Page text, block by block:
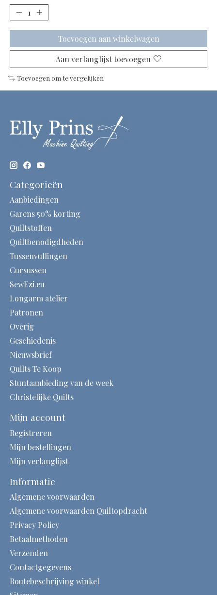
Toevoegen aan winkelwagen
Aan verlanglijst toevoegen
Toevoegen om te vergelijken
Categorieën
Aanbiedingen
Garens 50% korting
Quiltstoffen
Quiltbenodigdheden
Tussenvullingen
Cursussen
SewEzi.eu
Longarm atelier
Patronen
Overig
Geschiedenis
Nieuwsbrief
Quilts Te Koop
Stuntaanbieding van de week
Christelijke Quilts
Mijn account
Registreren
Mijn bestellingen
Mijn verlanglijst
Informatie
Algemene voorwaarden
Algemene voorwaarden Quiltopdracht
Privacy Policy
Betaalmethoden
Verzenden
Contactgegevens
Routebeschrijving winkel